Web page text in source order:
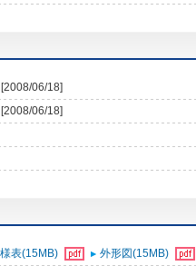
[2008/06/18]
[2008/06/18]
表(15MB) 外形図(15MB)